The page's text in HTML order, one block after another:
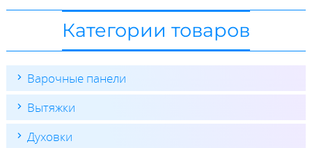
Категории товаров
Варочные панели
Вытяжки
Духовки